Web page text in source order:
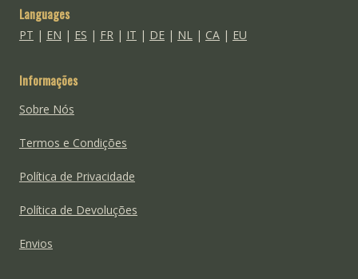
Languages
PT | EN | ES | FR | IT | DE| NL | CA| EU
Informações
Sobre Nós
Termos e Condições
Política de Privacidade
Política de Devoluções
Envios